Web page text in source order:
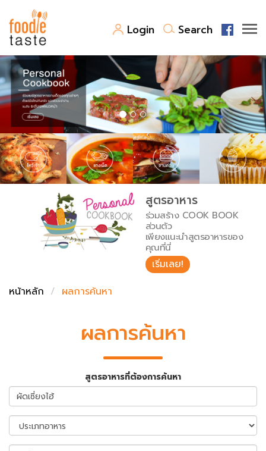
Login Search
สูตรอาหาร
สูตรอาหารล่าสุด
Top Foodie
พาไปชิม
สารพันก้นครัว
เคล็ดลับน่ารู้
เปรียบเทียบหน่วยการตวง
เปรียบเทียบอุณหภูมิ
เปรียบเทียบน้ำหนักวัตถุดิบ
FoodPedia
สร้าง Cookbook
สูตรอาหาร
ร่วมสร้าง COOK BOOK
ส่วนตัว
เพียงแนะนำสูตรอาหารของ
คุณที่นี่
เริ่มเลย!
หน้าหลัก
ผลการค้นหา
ผลการค้นหา
สูตรอาหารที่ต้องการค้นหา